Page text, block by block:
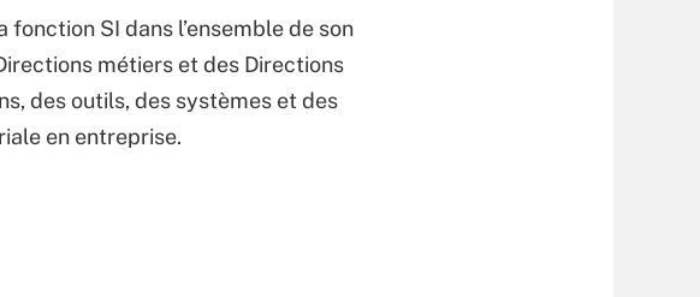
SI dans l’ensemble de son
métiers et des Directions
des outils, des systèmes et des
en entreprise.